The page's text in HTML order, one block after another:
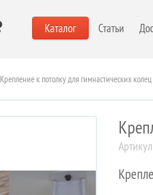
Каталог Статьи
Крепление к потолку для гимнастических колец